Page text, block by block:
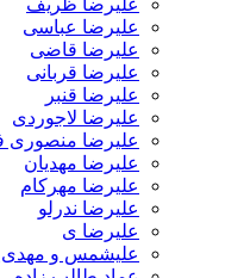
علیرضا عباسی
علیرضا قاضی
علیرضا قربانی
علیرضا قنبر
علیرضا لاجوردی
علیرضا منصوری فرد
علیرضا مهدیان
علیرضا مهرکام
علیرضا ندرلو
علیرضا ی
علیشمس و مهدی جهانی